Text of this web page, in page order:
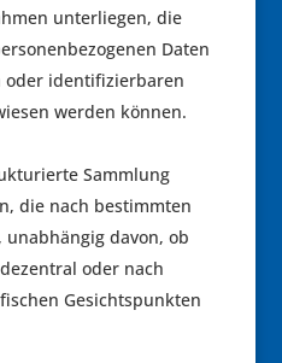
unterliegen, die
Daten
identifizierbaren
werden können.
Sammlung
die nach bestimmten
davon, ob
oder nach
Gesichtspunkten